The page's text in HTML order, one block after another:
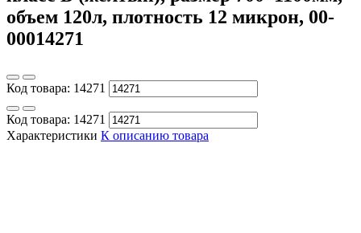
объем 120л, плотность 12 микрон, 00-
00014271
Код товара: 14271
Код товара: 14271
Характеристики К описанию товара